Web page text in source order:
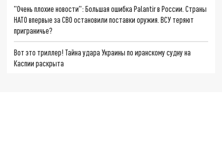
"Очень плохие новости": Большая ошибка Palantir в России. Страны
НАТО впервые за СВО остановили поставки оружия. ВСУ теряют
приграничье?
Вот это триллер! Тайна удара Украины по иранскому судну на
Каспии раскрыта